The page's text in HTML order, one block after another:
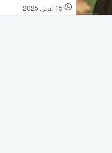
l 15 أبريل 2025